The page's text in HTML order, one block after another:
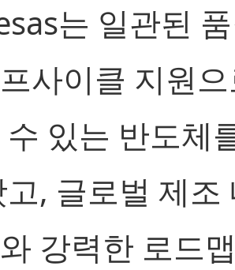
는 일관된
사이클 지원
수 있는 반도체
, 글로벌 제조
강력한 로드